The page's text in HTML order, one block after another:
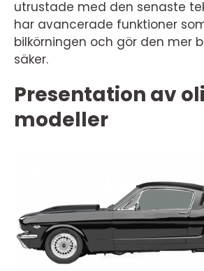
utrustade med den senaste
har avancerade funktioner
bilkörningen och gör den mer
säker.
Presentation av
modeller